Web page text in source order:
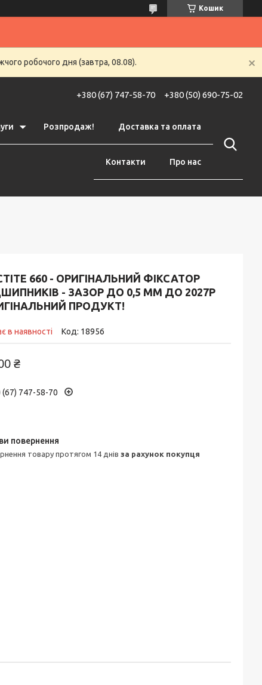
Кошик
робочого дня (завтра, 08.08).
+380 (67) 747-58-70 +380 (50) 690-75-02
Розпродаж! Доставка та оплата
Контакти Про нас
660 - ОРИГІНАЛЬНИЙ ФІКСАТОР
- ЗАЗОР ДО 0,5 ММ ДО 2027Р
ПРОДУКТ!
в наявності Код: 18956
₴
(67) 747-58-70
товару протягом 14 днів за рахунок покупця